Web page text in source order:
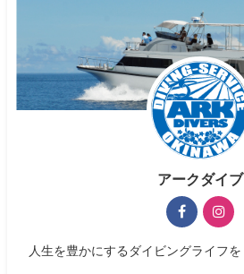
アークダイブ
人生を豊かにするダイビングライフを